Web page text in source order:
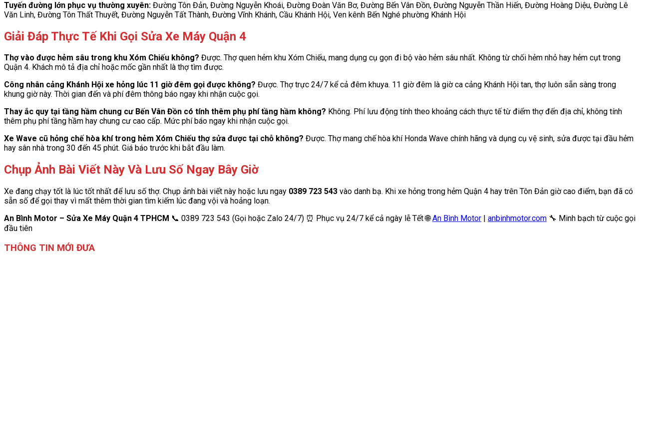
Tuyến đường lớn phục vụ thường xuyên: Đường Tôn Đản, Đường Nguyễn Khoái, Đường Đoàn Văn Bơ, Đường Bến Vân Đồn, Đường Nguyễn Thần Hiến, Đường Hoàng Diệu, Đường Lê
Văn Linh, Đường Tôn Thất Thuyết, Đường Nguyễn Tất Thành, Đường Vĩnh Khánh, Cầu Khánh Hội, Ven kênh Bến Nghé phường Khánh Hội
Giải Đáp Thực Tế Khi Gọi Sửa Xe Máy Quận 4
Thợ vào được hẻm sâu trong khu Xóm Chiếu không? Được. Thợ quen hẻm khu Xóm Chiếu, mang dụng cụ gọn đi bộ vào hẻm sâu nhất. Không từ chối hẻm nhỏ hay hẻm cụt trong
Quận 4. Khách mô tả địa chỉ hoặc mốc gần nhất là thợ tìm được.
Công nhân cảng Khánh Hội xe hỏng lúc 11 giờ đêm gọi được không? Được. Thợ trực 24/7 kể cả đêm khuya. 11 giờ đêm là giờ ca cảng Khánh Hội tan, thợ luôn sẵn sàng trong
khung giờ này. Thời gian đến và phí đêm thông báo ngay khi nhận cuộc gọi.
Thay ắc quy tại tầng hầm chung cư Bến Vân Đồn có tính thêm phụ phí tầng hầm không? Không. Phí lưu động tính theo khoảng cách thực tế từ điểm thợ đến địa chỉ, không tính
thêm phụ phí tầng hầm hay chung cư cao cấp. Mức phí báo ngay khi nhận cuộc gọi.
Xe Wave cũ hỏng chế hòa khí trong hẻm Xóm Chiếu thợ sửa được tại chỗ không? Được. Thợ mang chế hòa khí Honda Wave chính hãng và dụng cụ vệ sinh, sửa được tại đầu hẻm
hay sân nhà trong 30 đến 45 phút. Giá báo trước khi bắt đầu làm.
Chụp Ảnh Bài Viết Này Và Lưu Số Ngay Bây Giờ
Xe đang chạy tốt là lúc tốt nhất để lưu số thợ. Chụp ảnh bài viết này hoặc lưu ngay 0389 723 543 vào danh bạ. Khi xe hỏng trong hẻm Quận 4 hay trên Tôn Đản giờ cao điểm, bạn đã có
sẵn số để gọi thay vì mất thêm thời gian tìm kiếm lúc đang vội và hoảng loạn.
An Bình Motor – Sửa Xe Máy Quận 4 TPHCM 📞 0389 723 543 (Gọi hoặc Zalo 24/7) ⏰ Phục vụ 24/7 kể cả ngày lễ Tết 🌐An Bình Motor anbinhmotor.com 🔧 Minh bạch từ cuộc gọi
đầu tiên
THÔNG TIN MỚI ĐƯA